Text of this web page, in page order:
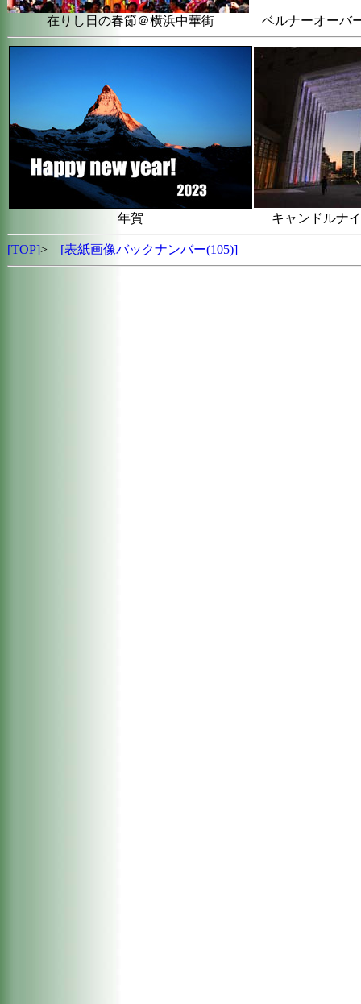
在りし日の春節＠横浜中華街 ベルナーオーバ
年賀 キャンドルナ
[TOP]> [表紙画像バックナンバー(105)]